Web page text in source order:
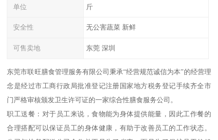
单位 斤
安全性 无公害蔬菜 新鲜
可售卖地 东莞 深圳
东莞市联旺膳食管理服务有限公司秉承“经营规范诚信为本”的经营理
念是经过市工商行政局批准登记注册国家地方税务登记手续齐全市
门严格审核颁发卫生许可证的一家综合性膳食服务公司。
职工送餐：对于员工来说，食物能为身体提供能量，因此工作餐的
合理搭配可以保证员工的身体健康，有助于改善员工的工作状态。